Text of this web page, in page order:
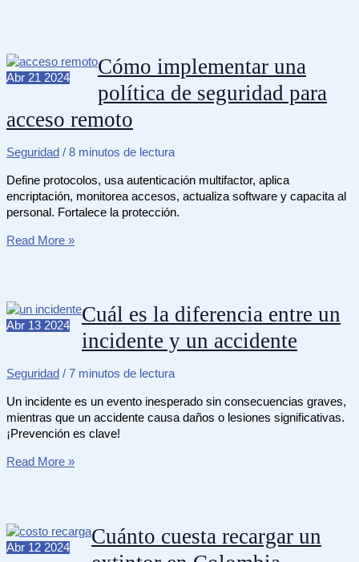
en
el
rombo
seguridad
Abr 21 2024
Cómo implementar una
política de seguridad para
acceso remoto
Seguridad / 8 minutos de lectura
Define protocolos, usa autenticación multifactor, aplica
encriptación, monitorea accesos, actualiza software y capacita al
personal. Fortalece la protección.
Cómo
de
seguridad
para
remoto
Read More »
Abr 13 2024
Cuál es la diferencia entre un
incidente y un accidente
Seguridad / 7 minutos de lectura
Un incidente es un evento inesperado sin consecuencias graves,
mientras que un accidente causa daños o lesiones significativas.
¡Prevención es clave!
Cuál
entre
un
incidente
Read More »
Abr 12 2024
Cuánto cuesta recargar un